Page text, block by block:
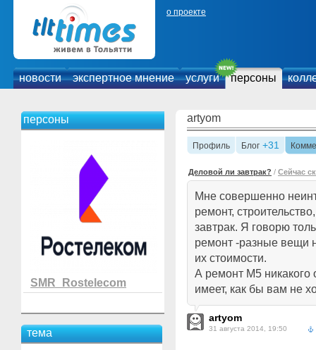
о проекте
новости экспертное мнение услуги персоны
персоны
SMR_Rostelecom
тема
artyom
Профиль Блог +31
Деловой ли завтрак? / Сейчас
Мне совершенно
ремонт,
завтрак. Я говорю
ремонт -разные вещи
их стоимости.
А ремонт М5 никакого
имеет, как бы вам не
artyom
31 августа 2014, 19:50